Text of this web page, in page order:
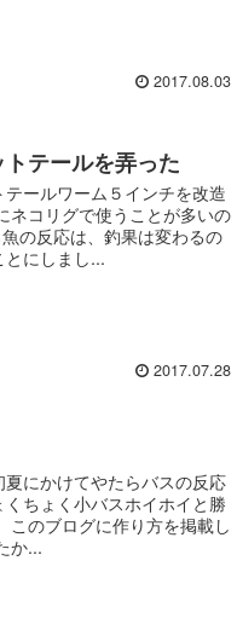
2017.08.03
テールを弄った
ールワーム５インチを改造
ネコリグで使うことが多いの
の反応は、釣果は変わるの
にしまし...
2017.07.28
にかけてやたらバスの反応
ちょく小バスホイホイと勝
このブログに作り方を掲載し
か...